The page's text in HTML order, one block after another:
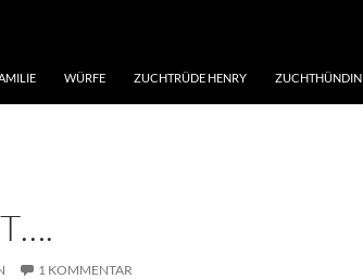
WÜRFE ZUCHTRÜDE HENRY ZUCHTHÜNDIN
1 KOMMENTAR